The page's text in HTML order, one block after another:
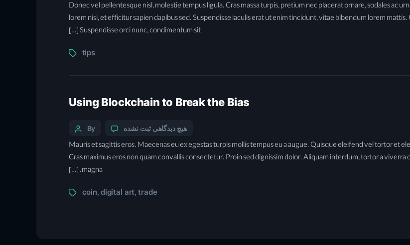
Donec vel pellentesque nisl, molestie tempus ligula. Cras massa turpis, pretium nec placerat ornare, sodales ac
lorem nisi, et efficitur sapien dapibus sed. Suspendisse iaculis erat ut enim tincidunt, vitae bibendum lorem
Suspendisse orci nunc, condimentum sit […]
tips
Using Blockchain to Break the Bias
By هیچ دیدگاهیثبت نشده
Mauris et sagittis eros. Maecenas eu ex egestas turpis mollis tempus eu a augue. Quisque eleifend vel tortor et
Cras maximus eros non quam convallis consectetur. Proin sed dignissim dolor. Aliquam interdum, tortor a viverra
magna. […]
coin, digital art,trade